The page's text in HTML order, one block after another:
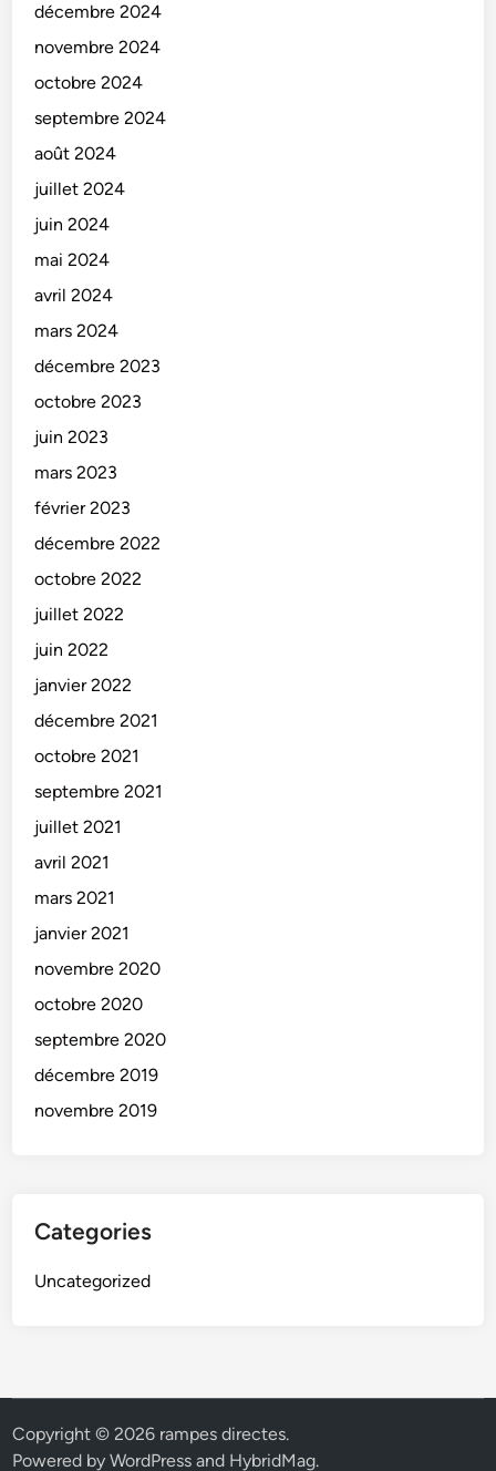
décembre 2024
novembre 2024
octobre 2024
septembre 2024
août 2024
juillet 2024
juin 2024
mai 2024
avril 2024
mars 2024
décembre 2023
octobre 2023
juin 2023
mars 2023
février 2023
décembre 2022
octobre 2022
juillet 2022
juin 2022
janvier 2022
décembre 2021
octobre 2021
septembre 2021
juillet 2021
avril 2021
mars 2021
janvier 2021
novembre 2020
octobre 2020
septembre 2020
décembre 2019
novembre 2019
Categories
Uncategorized
Copyright © 2026 rampes directes.
Powered byWordPress and HybridMag.